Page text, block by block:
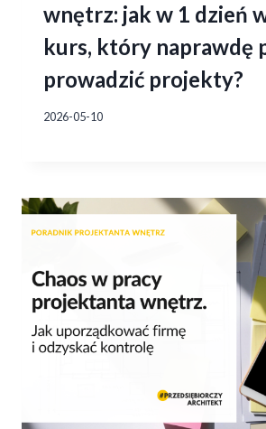
wnętrz: jak w 1 dzień
kurs, który naprawdę
prowadzić projekty?
2026-05-10